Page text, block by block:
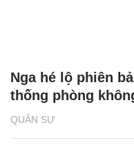
QUÂN SỰ
Nga hé lộ phiên
thống phòng